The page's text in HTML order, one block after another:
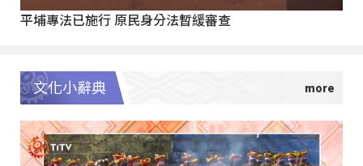
平埔專法已施行 原民身分法暫緩審查
文化小辭典